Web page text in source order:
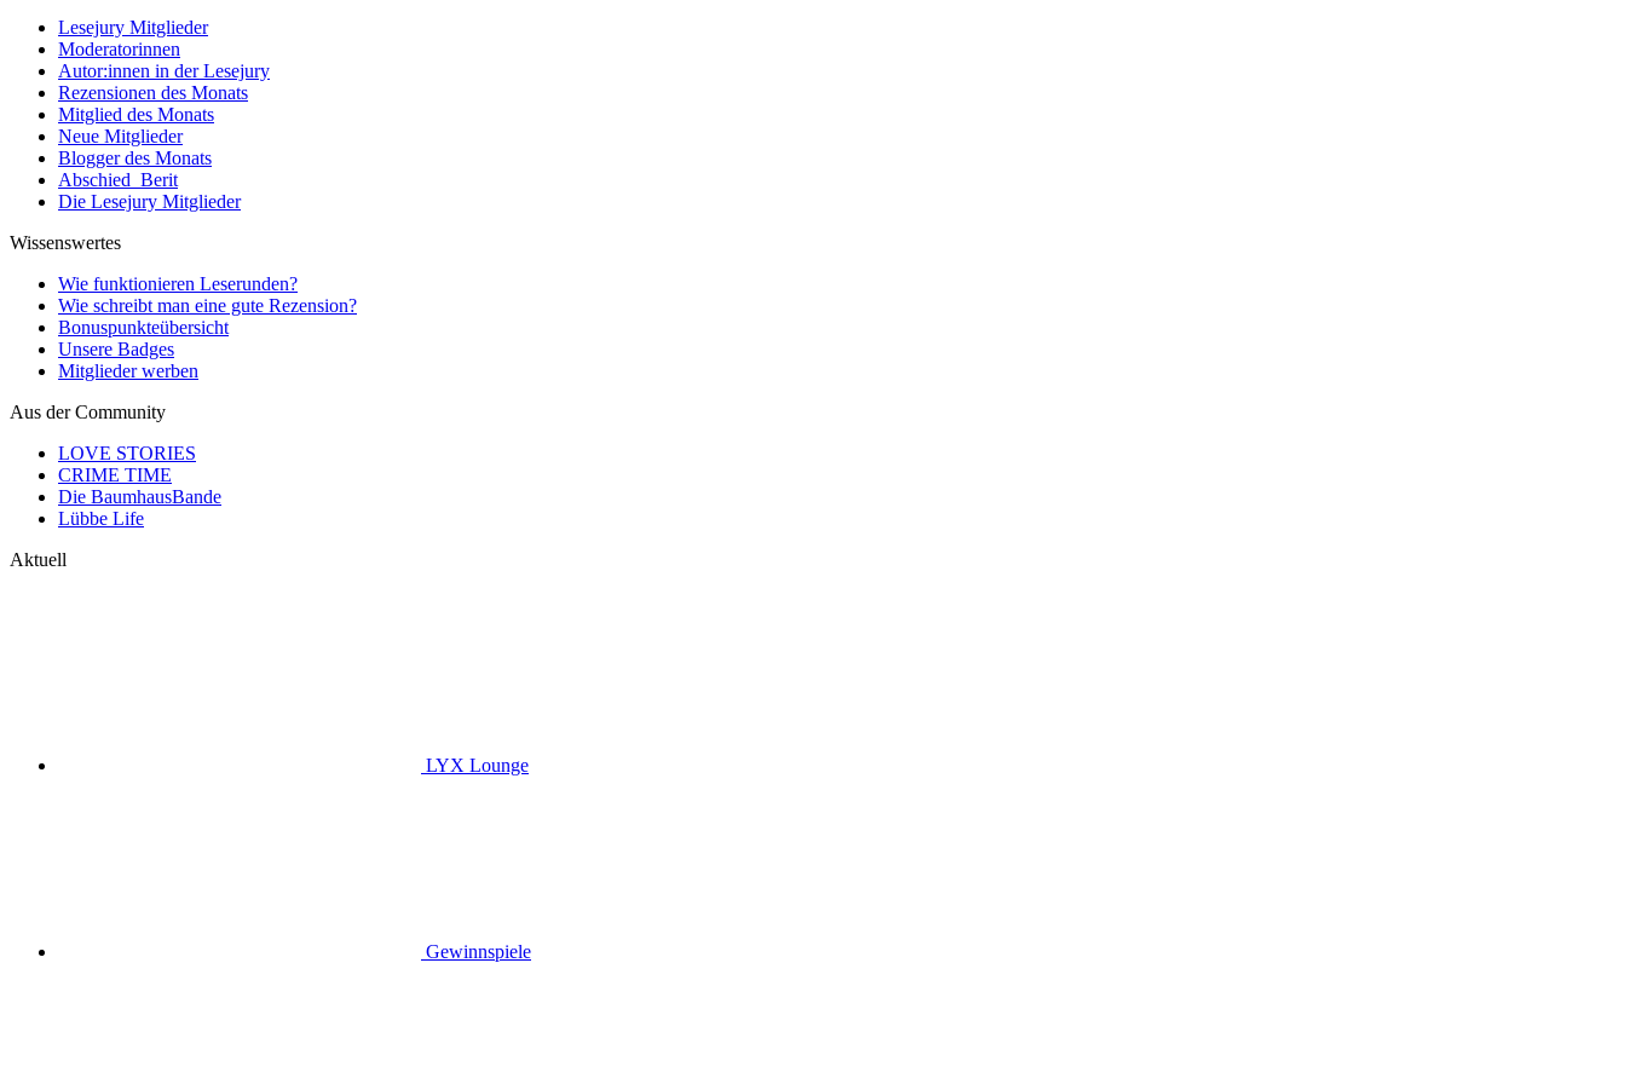
Lesejury Mitglieder
Moderatorinnen
Autor:innen in der Lesejury
Rezensionen des Monats
Mitglied des Monats
Neue Mitglieder
Blogger des Monats
Abschied_Berit
Die Lesejury Mitglieder
Wissenswertes
Wie funktionieren Leserunden?
Wie schreibt man eine gute Rezension?
Bonuspunkteübersicht
Unsere Badges
Mitglieder werben
Aus der Community
LOVE STORIES
CRIME TIME
Die BaumhausBande
Lübbe Life
Aktuell
LYX Lounge
Gewinnspiele